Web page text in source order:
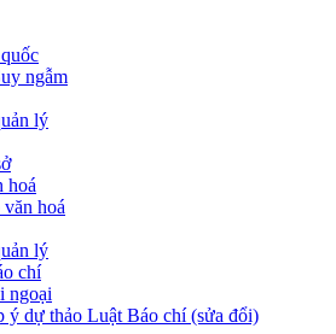
ngẫm
lý
hoá
hoá
lý
chí
ngoại
ý dự thảo Luật Báo chí (sửa đổi)